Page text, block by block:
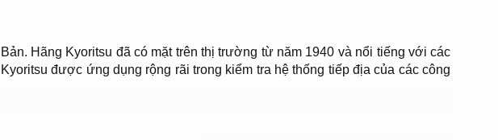
Hãng Kyoritsu đã có mặt trên thị trường từ năm 1940 và nổi tiếng với các
được ứng dụng rộng rãi trong kiểm tra hệ thống tiếp địa của các công